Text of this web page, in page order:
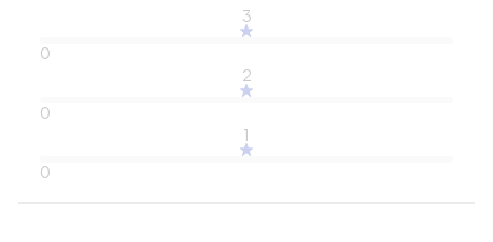
3
0
2
0
1
0